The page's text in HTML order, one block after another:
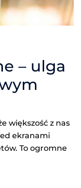
– ulga
większość z nas
ekranami
To ogromne